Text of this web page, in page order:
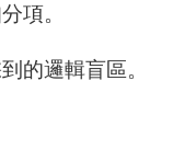
項。
的邏輯盲區。